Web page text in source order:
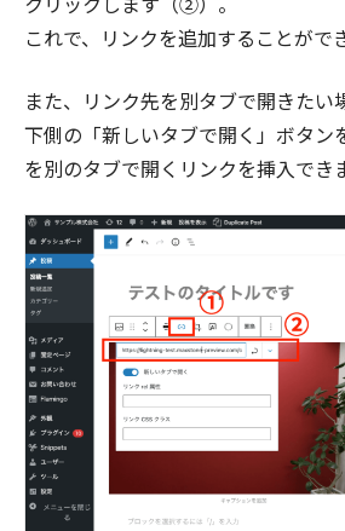
これで、リンクを追加することがで
また、リンク先を別タブで開きたい
下側の「新しいタブで開く」ボタン
を別のタブで開くリンクを挿入でき